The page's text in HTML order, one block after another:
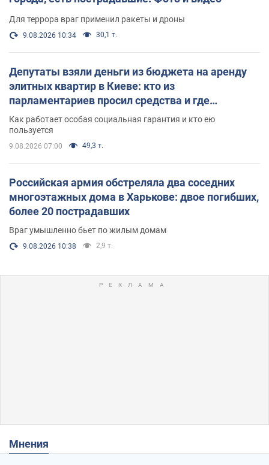
Для террора враг применил ракеты и дроны
9.08.2026 10:34 30,1 т.
Депутаты взяли деньги из бюджета на аренду
элитных квартир в Киеве: кто из
парламентариев просил средства и где
поселился
Как работает особая социальная гарантия и кто ею
пользуется
9.08.2026 07:00 49,3 т.
Российская армия обстреляла два соседних
многоэтажных дома в Харькове: двое погибших,
более 20 пострадавших
Враг умышленно бьет по жилым домам
9.08.2026 10:38 2,9 т.
Мнения